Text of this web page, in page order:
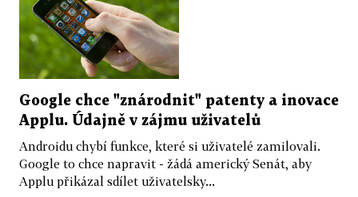
Google chce "znárodnit" patenty a inovace
Applu. Údajně v zájmu uživatelů
Androidu chybí funkce, které si uživatelé zamilovali.
Google to chce napravit - žádá americký Senát, aby
Applu přikázal sdílet uživatelsky...